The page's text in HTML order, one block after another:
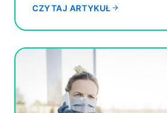
CZYTAJ ARTYKUŁ